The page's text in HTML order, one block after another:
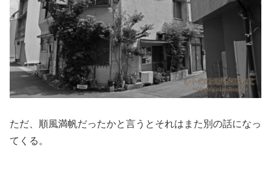
ただ、順風満帆だったかと言うとそれはまた別の話になっ
てくる。